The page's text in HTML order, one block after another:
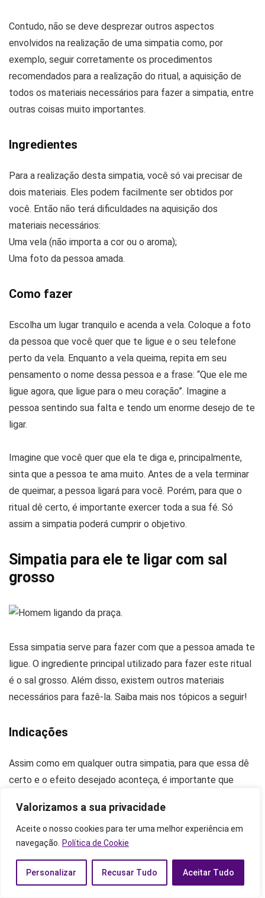
Valorizamos a sua privacidade
Aceite o nosso cookies para ter uma melhor experiência em
navegação.
Política de Cookie
Personalizar Recusar Tudo Aceitar Tudo
Contudo, não se deve desprezar outros aspectos
envolvidos na realização de uma simpatia como, por
exemplo, seguir corretamente os procedimentos
recomendados para a realização do ritual, a aquisição de
todos os materiais necessários para fazer a simpatia, entre
outras coisas muito importantes.
Ingredientes
Para a realização desta simpatia, você só vai precisar de
dois materiais. Eles podem facilmente ser obtidos por
você. Então não terá dificuldades na aquisição dos
materiais necessários:
Uma vela (não importa a cor ou o aroma);
Uma foto da pessoa amada.
Como fazer
Escolha um lugar tranquilo e acenda a vela. Coloque a foto
da pessoa que você quer que te ligue e o seu telefone
perto da vela. Enquanto a vela queima, repita em seu
pensamento o nome dessa pessoa e a frase: “Que ele me
ligue agora, que ligue para o meu coração”. Imagine a
pessoa sentindo sua falta e tendo um enorme desejo de te
ligar.
Imagine que você quer que ela te diga e, principalmente,
sinta que a pessoa te ama muito. Antes de a vela terminar
de queimar, a pessoa ligará para você. Porém, para que o
ritual dê certo, é importante exercer toda a sua fé. Só
assim a simpatia poderá cumprir o objetivo.
Simpatia para ele te ligar com sal
grosso
Essa simpatia serve para fazer com que a pessoa amada te
ligue. O ingrediente principal utilizado para fazer este ritual
é o sal grosso. Além disso, existem outros materiais
necessários para fazê-la. Saiba mais nos tópicos a seguir!
Indicações
Assim como em qualquer outra simpatia, para que essa dê
certo e o efeito desejado aconteça, é importante que
ligar. Além dessa recomendação, é fundamental que o
usuário da simpatia siga todas as orientações dadas para a
realização dela.